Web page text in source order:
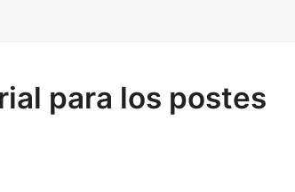
para los postes